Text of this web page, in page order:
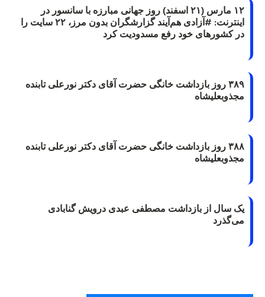
۱۲ مارس (۲۱ اسفند) روز جهانی مبارزه با سانسور در
اینترنت: #آزادی هم‌آیند گزارشگران‌ بدون مرز، ۲۲ سایت را
در کشورهای خود رفع مسدودیت کرد
۳۸۹ روز بازداشت خانگی حضرت آقای دکتر نورعلی تابنده
مجذوبعلیشاه
۳۸۸ روز بازداشت خانگی حضرت آقای دکتر نورعلی تابنده
مجذوبعلیشاه
یک سال از بازداشت مصطفی عبدی درویش گنابادی
می‌گذرد